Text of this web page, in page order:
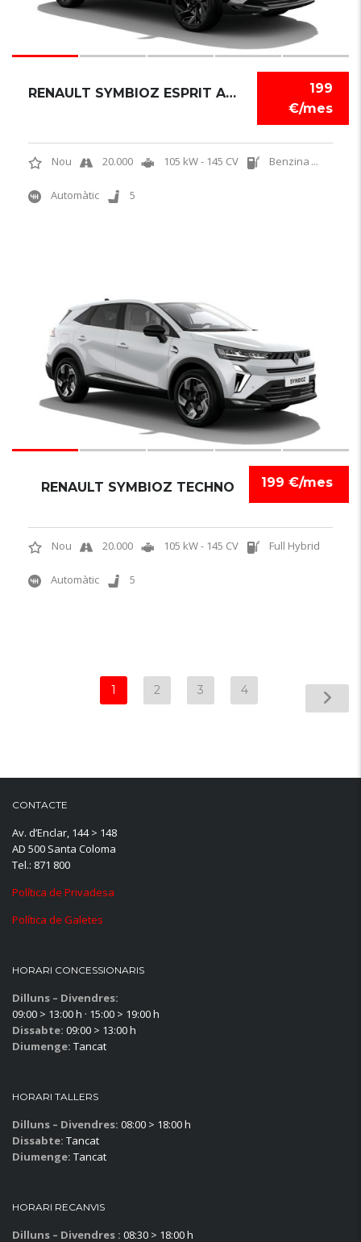
199
€/mes
RENAULT SYMBIOZ ESPRIT ALPINE
Nou 20.000 105 kW - 145 CV Benzina ...
Automàtic 5
199 €/mes
RENAULT SYMBIOZ TECHNO
Nou 20.000 105 kW - 145 CV Full Hybrid
Automàtic 5
1 2 3 4
CONTACTE
Av. d’Enclar, 144 > 148
AD 500 Santa Coloma
Tel.: 871 800
Política de Privadesa
Política de Galetes
HORARI CONCESSIONARIS
Dilluns – Divendres:
09:00 > 13:00 h · 15:00 > 19:00 h
Dissabte: 09:00 > 13:00 h
Diumenge: Tancat
HORARI TALLERS
Dilluns – Divendres: 08:00 > 18:00 h
Dissabte: Tancat
Diumenge: Tancat
HORARI RECANVIS
Dilluns – Divendres : 08:30 > 18:00 h